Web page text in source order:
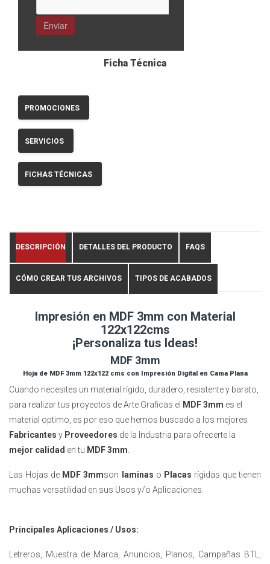
Ficha Técnica
PROMOCIONES
SERVICIOS
FICHAS TÉCNICAS
DESCRIPCIÓN DETALLES DEL PRODUCTO FAQS
CÓMO CREAR TUS ARCHIVOS TIPOS DE ACABADOS
Impresión en MDF 3mm con Material
122x122cms
¡Personaliza tus Ideas!
MDF 3mm
Hoja de MDF 3mm 122x122 cms con Impresión Digital en Cama Plana
Cuando necesites un material rígido, duradero, resistente y barato,
para realizar tus proyectos de Arte Graficas el MDF 3mm es el
material optimo, es por eso que hemos buscado a los mejores
Fabricantes y Proveedores de la Industria para ofrecerte la
mejor calidad en tu MDF 3mm
Las Hojas de MDF 3mmson laminas o Placas rígidas que tienen
muchas versatilidad en sus Usos y/o Aplicaciones.
Principales Aplicaciones / Usos:
Letreros, Muestra de Marca, Anuncios, Planos, Campañas BTL,